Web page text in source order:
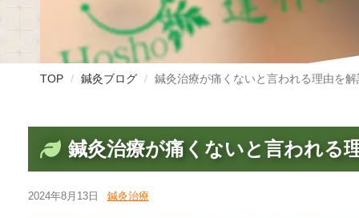
TOP 鍼灸ブログ 鍼灸治療が痛くないと言われる理由を解
鍼灸治療が痛くないと言われる
2024年8月13日 鍼灸治療